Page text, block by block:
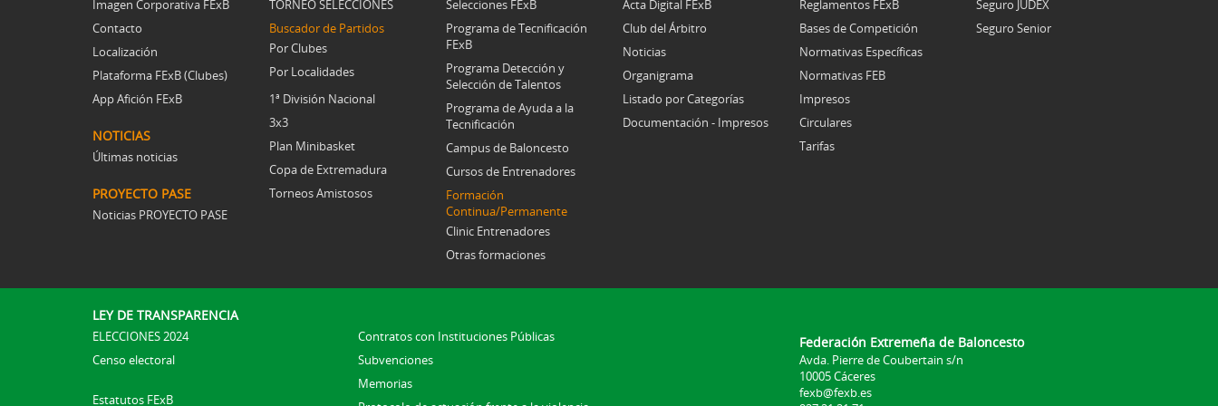
Imagen Corporativa FExB
Contacto
Localización
Plataforma FExB (Clubes)
App Afición FExB
NOTICIAS
Últimas noticias
PROYECTO PASE
Noticias PROYECTO PASE
TORNEO SELECCIONES
Buscador de Partidos
Por Clubes
Por Localidades
1ª División Nacional
3x3
Plan Minibasket
Copa de Extremadura
Torneos Amistosos
Selecciones FExB
Programa de Tecnificación
FExB
Programa Detección y
Selección de Talentos
Programa de Ayuda a la
Tecnificación
Campus de Baloncesto
Cursos de Entrenadores
Formación
Continua/Permanente
Clinic Entrenadores
Otras formaciones
Acta Digital FExB
Club del Árbitro
Noticias
Organigrama
Listado por Categorías
Documentación - Impresos
Reglamentos FExB
Bases de Competición
Normativas Específicas
Normativas FEB
Impresos
Circulares
Tarifas
Seguro JUDEX
Seguro Senior
LEY DE TRANSPARENCIA
ELECCIONES 2024
Censo electoral
Estatutos FExB
Contratos con Instituciones Públicas
Subvenciones
Memorias
Federación Extremeña de Baloncesto
Avda. Pierre de Coubertain s/n
10005 Cáceres
fexb@fexb.es